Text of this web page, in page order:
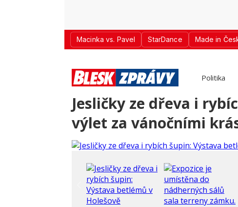
Macinka vs. Pavel StarDance Made in
Politika
Jesličky ze dřeva i
výlet za vánočními